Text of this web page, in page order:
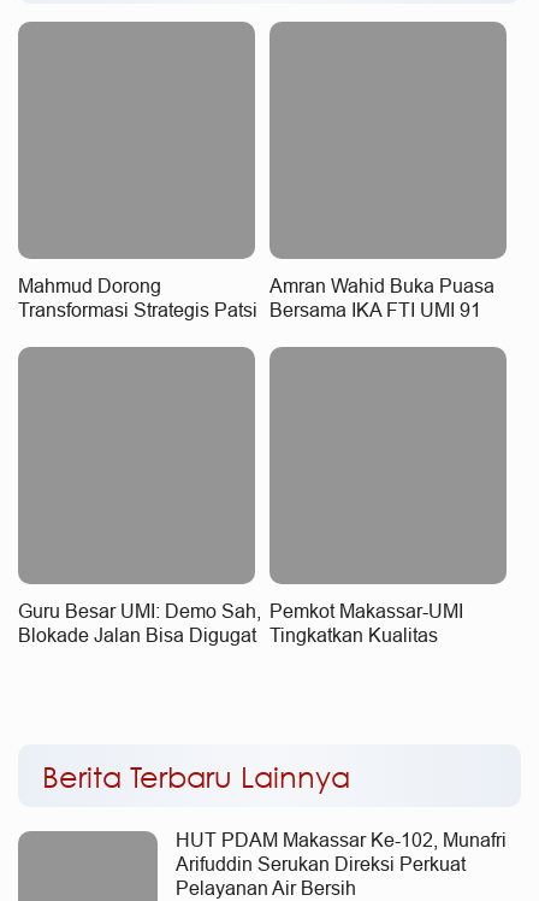
Mahmud Dorong
Transformasi Strategis Patsi
Amran Wahid Buka Puasa
Bersama IKA FTI UMI 91
Guru Besar UMI: Demo Sah,
Blokade Jalan Bisa Digugat
Pemkot Makassar-UMI
Tingkatkan Kualitas
Berita Terbaru Lainnya
HUT PDAM Makassar Ke-102, Munafri
Arifuddin Serukan Direksi Perkuat
Pelayanan Air Bersih